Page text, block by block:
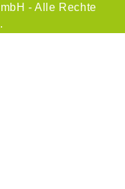
- Alle Rechte